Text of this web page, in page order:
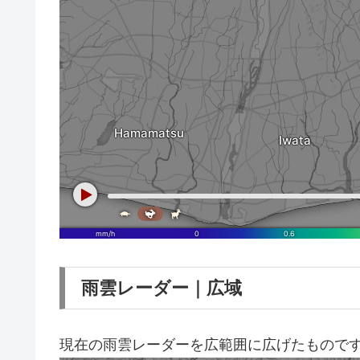
雨雲レーダー｜広域
現在の雨雲レーダーを広範囲に広げたもので